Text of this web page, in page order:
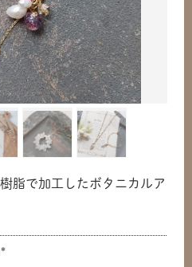
脂で加工したボタニカルア